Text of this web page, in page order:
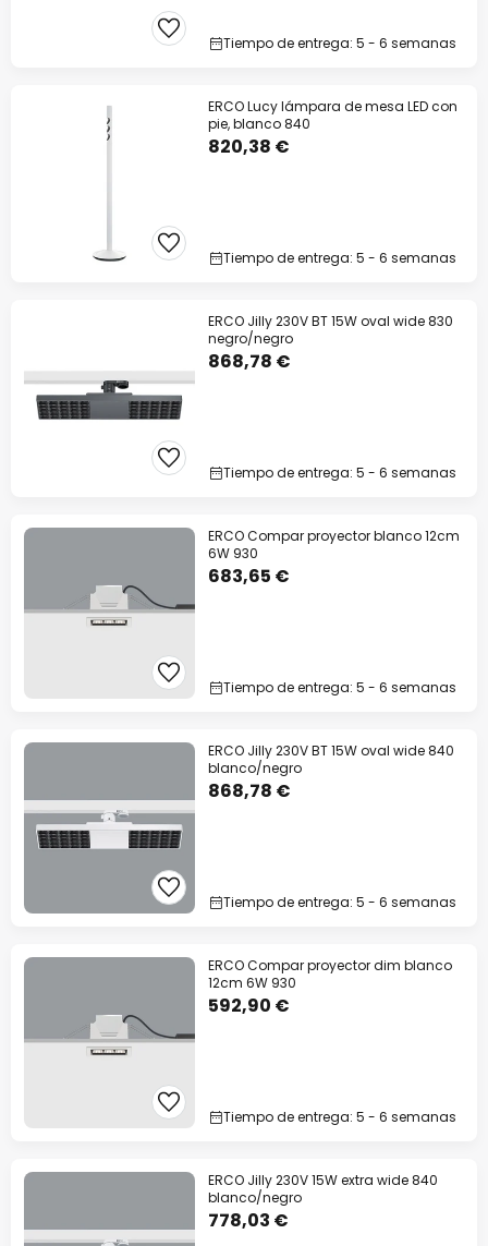
Tiempo de entrega: 5 - 6 semanas
ERCO Lucy lámpara de mesa LED con
pie, blanco 840
820,38 €
Tiempo de entrega: 5 - 6 semanas
ERCO Jilly 230V BT 15W oval wide 830
negro/negro
868,78 €
Tiempo de entrega: 5 - 6 semanas
ERCO Compar proyector blanco 12cm
6W 930
683,65 €
Tiempo de entrega: 5 - 6 semanas
ERCO Jilly 230V BT 15W oval wide 840
blanco/negro
868,78 €
Tiempo de entrega: 5 - 6 semanas
ERCO Compar proyector dim blanco
12cm 6W 930
592,90 €
Tiempo de entrega: 5 - 6 semanas
ERCO Jilly 230V 15W extra wide 840
blanco/negro
778,03 €